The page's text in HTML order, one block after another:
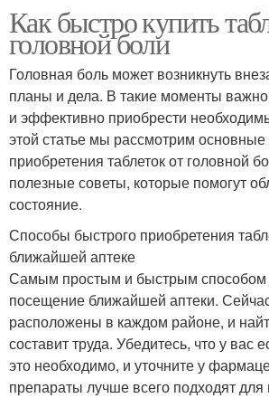
Как быстро купить
головной боли
Головная боль может возникнуть
планы и дела. В такие моменты важно
и эффективно приобрести
этой статье мы рассмотрим
приобретения таблеток от головной
полезные советы, которые помогут
состояние.
Способы быстрого приобретения
ближайшей аптеке
Самым простым и быстрым способом
посещение ближайшей аптеки.
расположены в каждом районе, и
составит труда. Убедитесь, что у вас
это необходимо, и уточните у
препараты лучше всего подходят для